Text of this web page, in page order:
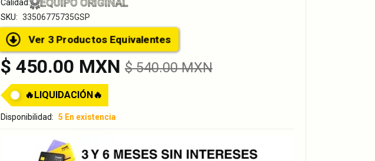
Calidad:
SKU: 33506775735GSP
Ver 3 Productos Equivalentes
$ 450.00 MXN $ 540.00 MXN
🔥LIQUIDACIÓN🔥
Disponibilidad: 5 En existencia